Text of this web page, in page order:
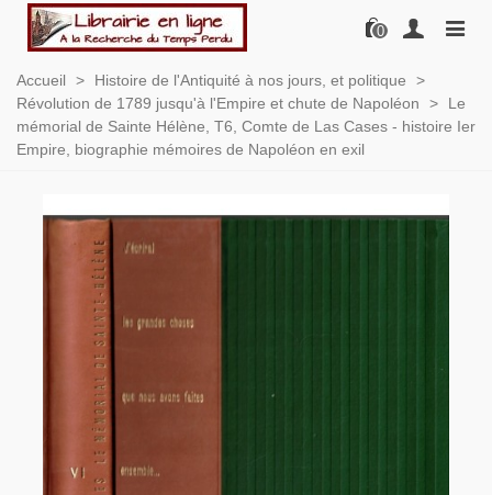
0
Accueil > Histoire de l'Antiquité à nos jours, et politique
>
Révolution de 1789 jusqu'à l'Empire et chute de Napoléon
>
Le
mémorial de Sainte Hélène, T6, Comte de Las Cases - histoire Ier
Empire, biographie mémoires de Napoléon en exil